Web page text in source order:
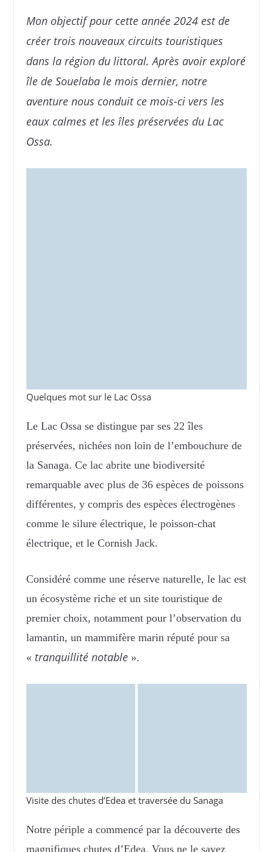
Mon objectif pour cette année 2024 est de
créer trois nouveaux circuits touristiques
dans la région du littoral. Après avoir exploré
île de Souelaba le mois dernier, notre
aventure nous conduit ce mois-ci vers les
eaux calmes et les îles préservées du Lac
Ossa.
Quelques mot sur le Lac Ossa
Le Lac Ossa se distingue par ses 22 îles
préservées, nichées non loin de l’embouchure de
la Sanaga. Ce lac abrite une biodiversité
remarquable avec plus de 36 espèces de poissons
différentes, y compris des espèces électrogènes
comme le silure électrique, le poisson-chat
électrique, et le Cornish Jack.
Considéré comme une réserve naturelle, le lac est
un écosystème riche et un site touristique de
premier choix, notamment pour l’observation du
lamantin, un mammifère marin réputé pour sa
« tranquillité notable ».
Visite des chutes d’Edea et traversée du Sanaga
Notre périple a commencé par la découverte des
magnifiques chutes d’Edea. Vous ne le savez